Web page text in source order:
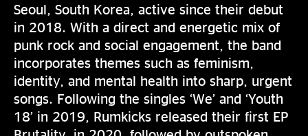
Seoul, South Korea, active since their debut
in 2018. With a direct and energetic mix of
punk rock and social engagement, the band
incorporates themes such as feminism,
identity, and mental health into sharp, urgent
songs. Following the singles ‘We’ and ‘Youth
18’ in 2019, Rumkicks released their first EP